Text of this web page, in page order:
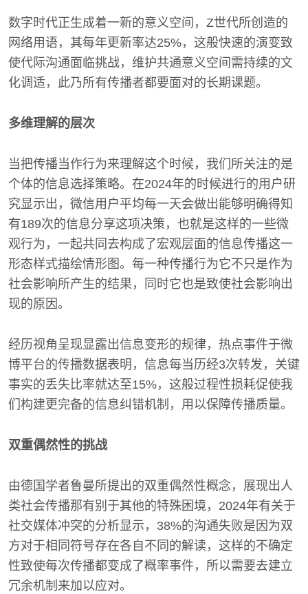
数字时代正生成着一新的意义空间，Z世代所创造的
网络用语，其每年更新率达25%，这般快速的演变致
使代际沟通面临挑战，维护共通意义空间需持续的文
化调适，此乃所有传播者都要面对的长期课题。
多维理解的层次
当把传播当作行为来理解这个时候，我们所关注的是
个体的信息选择策略。在2024年的时候进行的用户研
究显示出，微信用户平均每一天会做出能够明确得知
有189次的信息分享这项决策，也就是这样的一些微
观行为，一起共同去构成了宏观层面的信息传播这一
形态样式描绘情形图。每一种传播行为它不只是作为
社会影响所产生的结果，同时它也是致使社会影响出
现的原因。
经历视角呈现显露出信息变形的规律，热点事件于微
博平台的传播数据表明，信息每当历经3次转发，关键
事实的丢失比率就达至15%，这般过程性损耗促使我
们构建更完备的信息纠错机制，用以保障传播质量。
双重偶然性的挑战
由德国学者鲁曼所提出的双重偶然性概念，展现出人
类社会传播那有别于其他的特殊困境，2024年有关于
社交媒体冲突的分析显示，38%的沟通失败是因为双
方对于相同符号存在各自不同的解读，这样的不确定
性致使每次传播都变成了概率事件，所以需要去建立
冗余机制来加以应对。